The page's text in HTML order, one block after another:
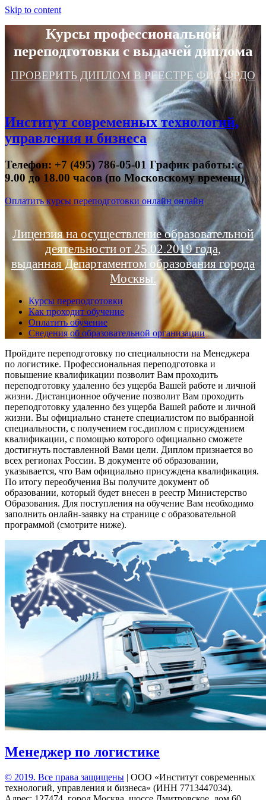
Skip to content
Курсы профессиональной
переподготовки с выдачей диплома
ПРОВЕРИТЬ ДИПЛОМ В РЕЕСТРЕ ФИС ФРДО
Институт современных технологий,
управления и бизнеса
Телефон: +7 (495) 786-05-01 График работы: с
9.00 до 18.00 часов (по Московскому времени)
Оплатить курсы переподготовки онлайн онлайн
Лицензия на осуществление образовательной
деятельности от 25.02.2019 года,
выданная Департаментом образования города
Москвы.
Курсы переподготовки
Как проходит обучение
Оплатить обучение
Сведения об образовательной организации
Пройдите переподготовку по специальности на Менеджера
по логистике. Профессиональная переподготовка и
повышение квалификации позволит Вам проходить
переподготовку удаленно без ущерба Вашей работе и личной
жизни. Дистанционное обучение позволит Вам проходить
переподготовку удаленно без ущерба Вашей работе и личной
жизни. Вы официально станете специалистом по выбранной
специальности, с получением гос.диплом с присуждением
квалификации, с помощью которого официально сможете
достигнуть поставленной Вами цели. Диплом признается во
всех регионах России. В документе об образовании,
указывается, что Вам официально присуждена квалификация.
По итогу переобучения Вы получите документ об
образовании, который будет внесен в реестр Министерство
Образования. Для поступления на обучение Вам необходимо
заполнить онлайн-заявку на странице с образовательной
программой (смотрите ниже).
Менеджер по логистике
© 2019. Все права защищены | ООО «Институт современных
технологий, управления и бизнеса» (ИНН 7713447034).